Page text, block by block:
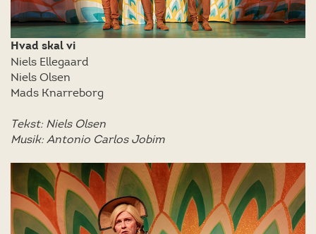
Hvad skal vi
Niels Ellegaard
Niels Olsen
Mads Knarreborg
Tekst: Niels Olsen
Musik: Antonio Carlos Jobim